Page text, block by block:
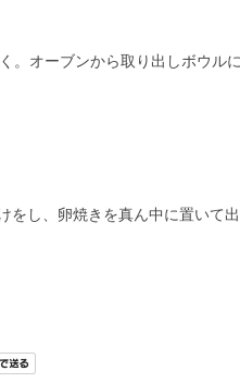
。オーブンから取り出しボウル
し、卵焼きを真ん中に置いて